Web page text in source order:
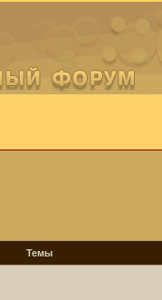
Темы